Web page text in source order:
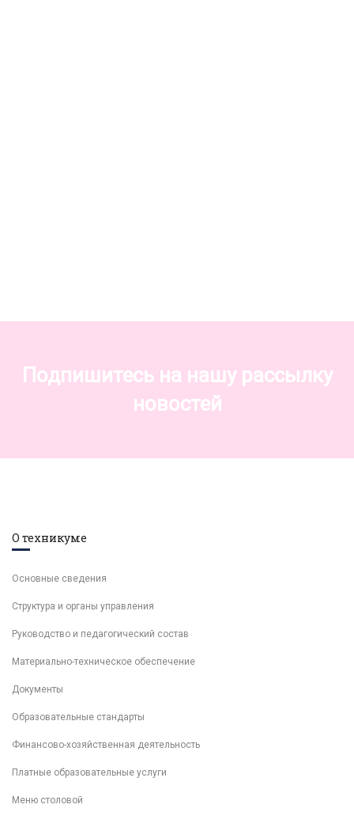
Подпишитесь на нашу рассылку
новостей
О техникуме
Основные сведения
Структура и органы управления
Руководство и педагогический состав
Материально-техническое обеспечение
Документы
Образовательные стандарты
Финансово-хозяйственная деятельность
Платные образовательные услуги
Меню столовой